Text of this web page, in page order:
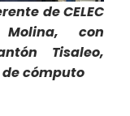
Molina, con
Tisaleo,
cómputo